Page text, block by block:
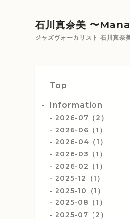
石川真奈美 〜
ジャズヴォーカリスト 石川真
Top
Information
2026-07（2）
2026-06（1）
2026-04（1）
2026-03（1）
2026-02（1）
2025-12（1）
2025-10（1）
2025-08（1）
2025-07（2）